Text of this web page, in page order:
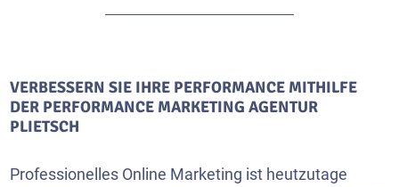
VERBESSERN SIE IHRE PERFORMANCE MITHILFE
DER PERFORMANCE MARKETING AGENTUR
PLIETSCH
Professionelles Online Marketing ist heutzutage